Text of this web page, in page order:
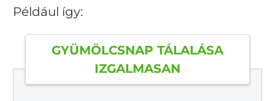
Például így:
GYÜMÖLCSNAP TÁLALÁSA
IZGALMASAN